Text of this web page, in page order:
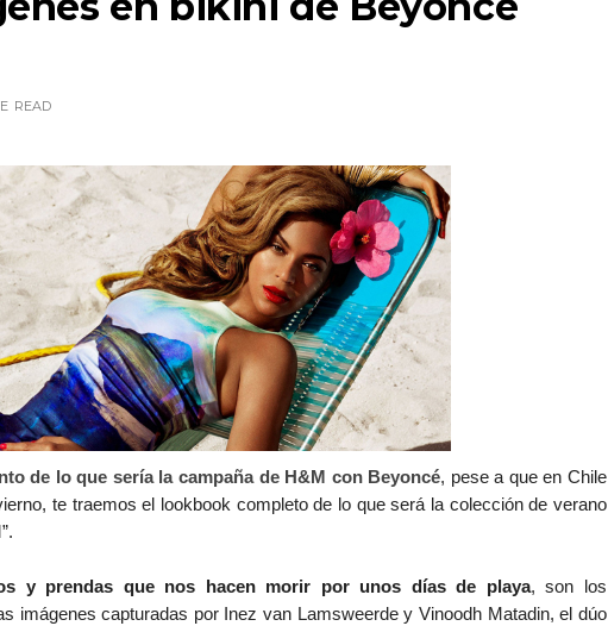
READ
de lo que sería la campaña de H&M con Beyoncé, pese a que en Chile
te traemos el lookbook completo de lo que será la colección de verano
y prendas que nos hacen morir por unos días de playa, son los
imágenes capturadas por Inez van Lamsweerde y Vinoodh Matadin, el dúo